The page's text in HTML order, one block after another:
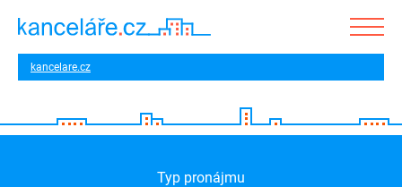
kancelare.cz
Typ pronájmu